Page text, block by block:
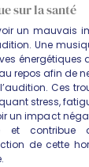
sur la santé
un mauvais
Une
énergétiques
repos afin de
Ces
stress,
un impact
et contribue
de cette